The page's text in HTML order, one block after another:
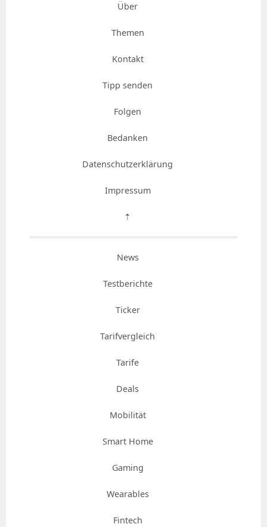
Über
Themen
Kontakt
Tipp senden
Folgen
Bedanken
Datenschutzerklärung
Impressum
⇡
News
Testberichte
Ticker
Tarifvergleich
Tarife
Deals
Mobilität
Smart Home
Gaming
Wearables
Fintech